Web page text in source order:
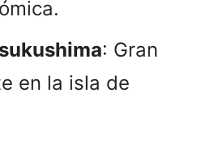
: Gran
en la isla de